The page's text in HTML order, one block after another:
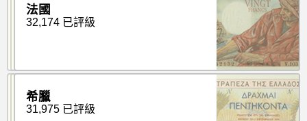
法國
32,174 已評級
希臘
31,975 已評級